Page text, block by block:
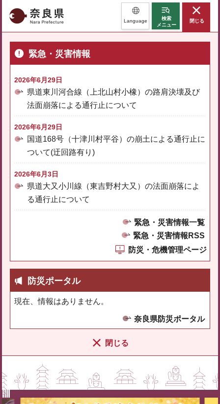
奈良県 Language
検索
メニュー
閉じる
緊急・災害情報
2026年6月29日
県道東川河合線（上北山村小橡）の路肩決壊及び
法面崩落による通行止について
2026年6月29日
国道168号（十津川村平谷）の崩土による通行止に
ついて(迂回路有り)
2026年6月3日
県道大又小川線（東吉野村大又）の法面崩落によ
る通行止について
緊急・災害情報一覧
緊急・災害情報RSS
防災・危機管理ページ
防災ポータル
現在、情報はありません。
奈良県防災ポータル
閉じる